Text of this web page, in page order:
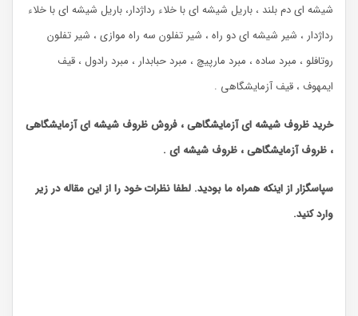
شیشه ای دم بلند ، باریل شیشه ای با خلاء رداژدار، باریل شیشه ای با خلاء
رداژدار ، شیر شیشه ای دو راه ، شیر تفلون سه راه موازی ، شیر تفلون
روتافلو ، مبرد ساده ، مبرد مارپیچ ، مبرد حبابدار ، مبرد رادول ، قیف
ایمهوف ، قیف آزمایشگاهی .
خرید ظروف شیشه ای آزمایشگاهی ، فروش ظروف شیشه ای آزمایشگاهی
، ظروف آزمایشگاهی ، ظروف شیشه ای .
سپاسگزار از اینکه همراه ما بودید. لطفا نظرات خود را از این مقاله در زیر
وارد کنید.